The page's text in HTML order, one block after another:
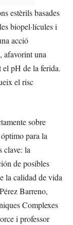
estèrils basades
biopel·lícules i
acció
afavorint una
pH de la ferida.
el risc
sobre
para la
clave: la
de posibles
la calidad de vida
Barreno,
Complexes
i professor